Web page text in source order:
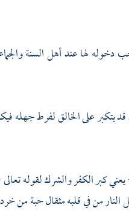
دخوله لها عندأهل السنة
يتكبر على الخالق لفرط جهله
كبر الكفر والشرك لقوله
النار من في قلبه مثقال حبة من